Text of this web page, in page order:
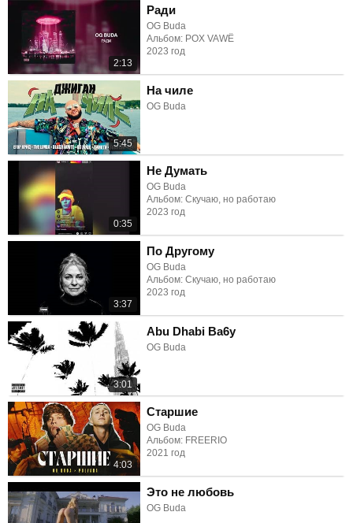
2:13
Ради
OG Buda
Альбом: POX VAWË
2023 год
5:45
На чиле
OG Buda
0:35
Не Думать
OG Buda
Альбом: Скучаю, но работаю
2023 год
3:37
По Другому
OG Buda
Альбом: Скучаю, но работаю
2023 год
3:01
Abu Dhabi Ba6y
OG Buda
4:03
Старшие
OG Buda
Альбом: FREERIO
2021 год
Это не любовь
OG Buda